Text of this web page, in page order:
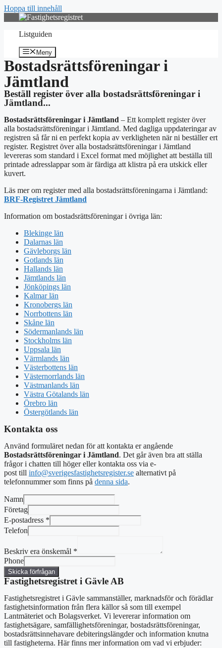
Hoppa till innehåll
Listguiden
Meny
Bostadsrättsföreningar i
Jämtland
Beställ register över alla bostadsrättsföreningar i
Jämtland...
Bostadsrättsföreningar i Jämtland – Ett komplett register över
alla bostadsrättsföreningar i Jämtland. Med dagliga uppdateringar av
registren så får ni en perfekt kopia av verkligheten när ni beställer ert
register. Registret över alla bostadsrättsföreningar i Jämtland
levereras som standard i Excel format med möjlighet att beställa till
printade adresslappar som är färdiga att klistra på era utskick eller
kuvert.
Läs mer om register med alla bostadsrättsföreningarna i Jämtland:
BRF-Registret Jämtland
Information om bostadsrättsföreningar i övriga län:
Blekinge län
Dalarnas län
Gävleborgs län
Gotlands län
Hallands län
Jämtlands län
Jönköpings län
Kalmar län
Kronobergs län
Norrbottens län
Skåne län
Södermanlands län
Stockholms län
Uppsala län
Värmlands län
Västerbottens län
Västernorrlands län
Västmanlands län
Västra Götalands län
Örebro län
Östergötlands län
Kontakta oss
Använd formuläret nedan för att kontakta er angående
Bostadsrättsföreningar i Jämtland. Det går även bra att ställa
frågor i chatten till höger eller kontakta oss via e-
post till info@sverigesfastighetsregister.se alternativt på
telefonnummer som finns på denna sida.
Namn
Företag
E-postadress *
Telefon
Beskriv era önskemål *
Phone
Skicka förfrågan
Fastighetsregistret i Gävle AB
Fastighetsregistret i Gävle sammanställer, marknadsför och förädlar
fastighetsinformation från flera källor så som till exempel
Lantmäteriet och Bolagsverket. Vi levererar information om
fastighetsägare, samfällighetsföreningar, bostadsrättsföreningar,
bostadsrättsinnehavare debiteringslängder och information knutna
till fastigheterna. Här finns mer information om vad vi erbjuder: